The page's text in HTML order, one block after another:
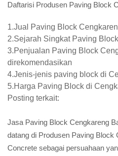
Daftarisi Produsen Paving Block
1.Jual Paving Block
2.Sejarah Singkat Paving
3.Penjualan Paving Block
direkomendasikan
4.Jenis-jenis paving block di
5.Harga Paving Block di
Posting terkait:
Jasa Paving Block Cengkareng
datang di Produsen Paving Block
Concrete sebagai persuahaan